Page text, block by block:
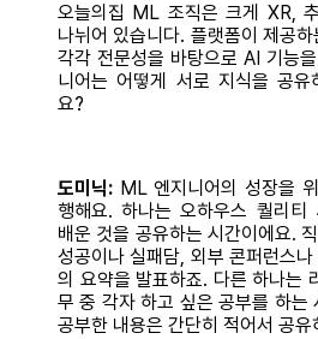
오늘의집 ML 조직은 크게 XR,
나뉘어 있습니다. 플랫폼이 제공하
각각 전문성을 바탕으로 AI 기능
니어는 어떻게 서로 지식을 공유
요?
도미닉: ML 엔지니어의 성장을
행해요. 하나는 오하우스 퀄리티
배운 것을 공유하는 시간이에요.
성공이나 실패담, 외부 콘퍼런스
의 요약을 발표하죠. 다른 하나는
무 중 각자 하고 싶은 공부를 하는
공부한 내용은 간단히 적어서 공유